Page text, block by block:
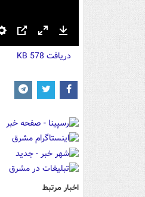
fullscreen
دریافت 578 KB
اخبار مرتبط